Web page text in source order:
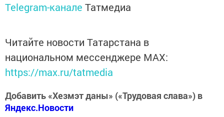
Telegram-канале Татмедиа
Читайте новости Татарстана в
национальном мессенджере MАХ:
https://max.ru/tatmedia
Добавить «Хезмэт даны» («Трудовая слава») в
Яндекс.Новости